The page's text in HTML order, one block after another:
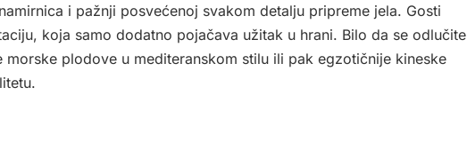
i pažnji posvećenoj svakom detalju pripreme jela. Gosti
koja samo dodatno pojačava užitak u hrani. Bilo da se odlučite
morske plodove u mediteranskom stilu ili pak egzotičnije kineske